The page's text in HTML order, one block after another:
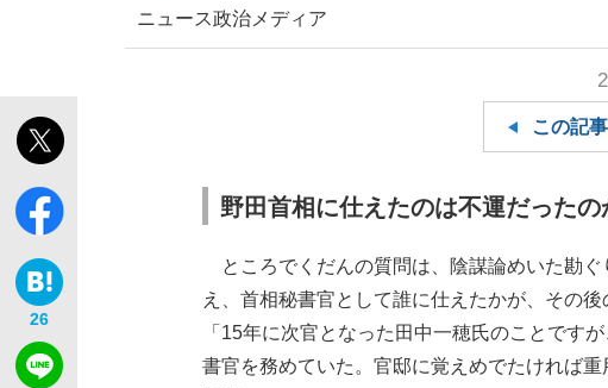
ニュース政治 メディア
26
2
この記
野田首相に仕えたのは不運だったの
ところでくだんの質問は、陰謀論めいた勘
え、首相秘書官として誰に仕えたかが、その
「15年に次官となった田中一穂氏のことです
書官を務めていた。官邸に覚えめでたければ